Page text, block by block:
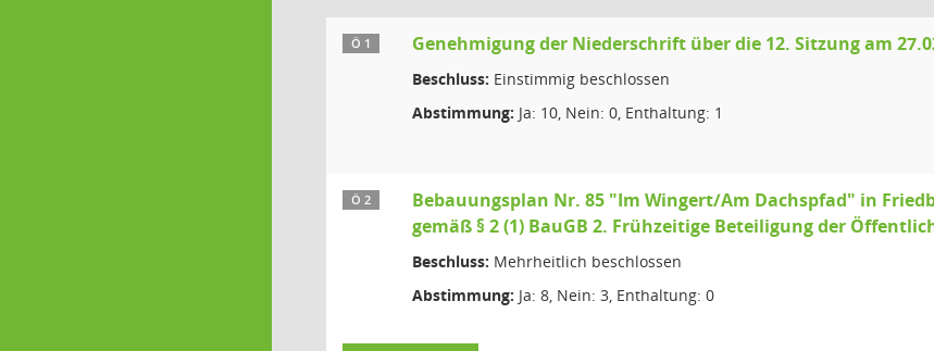
Ö 1 Genehmigung der Niederschrift über die 12. Sitzung am
Beschluss: Einstimmig beschlossen
Abstimmung: Ja: 10, Nein: 0, Enthaltung: 1
Ö 2
Bebauungsplan Nr. 85 "Im Wingert/Am Dachspfad" in
gemäß § 2 (1) BauGB 2. Frühzeitige Beteiligung der
Beschluss: Mehrheitlich beschlossen
Abstimmung: Ja: 8, Nein: 3, Enthaltung: 0